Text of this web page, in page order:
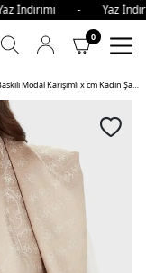
İndirimi -
0
Guess Kefiah Jakarlı Logo Baskılı Modal Karışımlı x cm Kadın Şal SAN